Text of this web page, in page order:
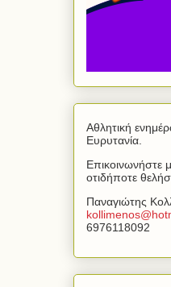
Αθλητική
Ευρυτανία.
Επικοινωνήστε
οτιδήποτε
Παναγιώτης
kollimenos@
6976118092